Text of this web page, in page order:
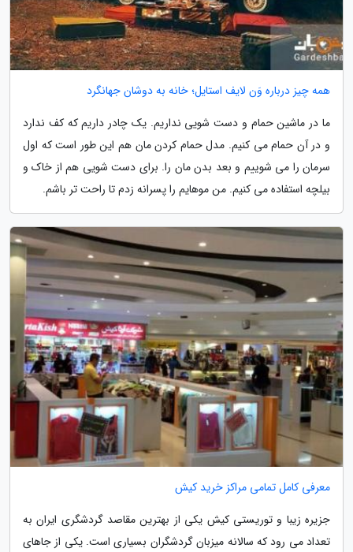
همه چیز درباره وَن لایف استایل؛ خانه به دوشان جهانگرد
ما در ماشین حمام و دست شویی نداریم. یک چادر داریم که کف ندارد
و در آن حمام می کنیم. مدل حمام کردن مان هم این طور است که اول
سرمان را می شوییم و بعد بدن مان را. برای دست شویی هم از خاک و
بیلچه استفاده می کنیم. من موهایم را پسرانه زدم تا راحت تر باشم.
معرفی کامل تمامی مراکز خرید کیش
جزیره زیبا و توریستی کیش یکی از بهترین مقاصد گردشگری ایران به
تعداد می رود که سالانه میزبان گردشگران بسیاری است. یکی از جاهای